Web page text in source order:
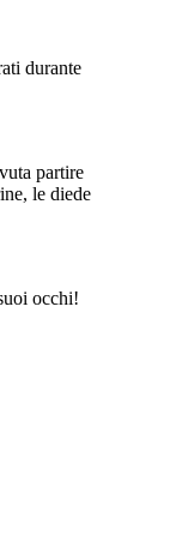
durante
partire
le diede
occhi!